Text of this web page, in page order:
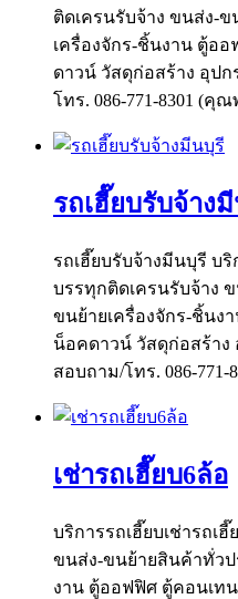
ติดเครนรับจ้าง ขนส่ง-
เครื่องจักร-ชิ้นงาน ตู้อ
ดาวน์ วัสดุก่อสร้าง อุป
โทร. 086-771-8301 (คุณ
รถเฮี๊ยบรับจ้าง
รถเฮี๊ยบรับจ้างมีนบุรี บริ
บรรทุกติดเครนรับจ้าง
ขนย้ายเครื่องจักร-ชิ้นง
น็อคดาวน์ วัสดุก่อสร้า
สอบถาม/โทร. 086-771-
เช่ารถเฮี๊ยบ6ล้อ
บริการรถเฮี๊ยบเช่ารถเ
ขนส่ง-ขนย้ายสินค้าทั่วป
งาน ตู้ออฟฟิศ ตู้คอนเท